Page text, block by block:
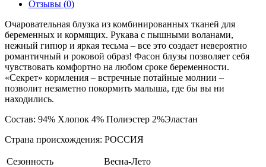
Отзывы (0)
Очаровательная блузка из комбинированных тканей для
беременных и кормящих. Рукава с пышными воланами,
нежный гипюр и яркая тесьма – все это создает невероятно
романтичный и роковой образ! Фасон блузы позволяет себя
чувствовать комфортно на любом сроке беременности.
«Секрет» кормления – встречные потайные молнии –
позволит незаметно покормить малыша, где бы вы ни
находились.
Состав: 94% Хлопок 4% Полиэстер 2%Эластан
Страна происхождения: РОССИЯ
Сезонность
Весна-Лето